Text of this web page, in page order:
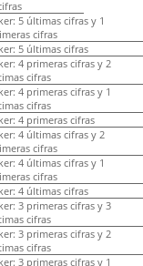
5 últimas cifras y 1
cifras
5 últimas cifras
4 primeras cifras y 2
cifras
4 primeras cifras y 1
cifras
4 primeras cifras
4 últimas cifras y 2
cifras
4 últimas cifras y 1
cifras
4 últimas cifras
3 primeras cifras y 3
cifras
3 primeras cifras y 2
cifras
3 primeras cifras y 1